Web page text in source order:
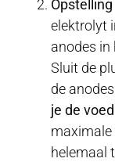
elektrolyt
anodes in
Sluit de
de
je de
maximale
helemaal